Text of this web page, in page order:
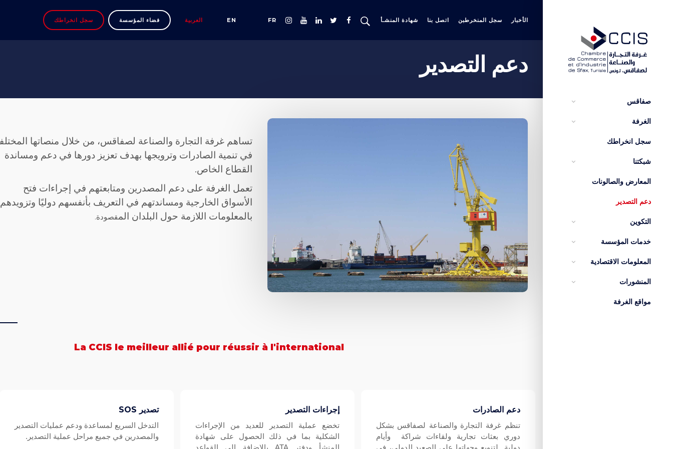
صفاقس
الغرفة
سجل انخراطك
شبكتنا
المعارض والصالونات
دعم التصدير
التكوين
خدمات المؤسسة
المعلومات الاقتصادية
المنشورات
مواقع الغرفة
الأخبار سجل المنخرطبن اتصل بنا شهادة المنشـأ FR
EN العربية فضاء المؤسسة سجل انخراطك
دعم التصدير
تساهم غرفة التجارة والصناعة لصفاقس، من خلال منصاتها
في تنمية الصادرات وترويجها بهدف تعزيز دورها في دعم ومساندة
القطاع الخاص.
تعمل الغرفة على دعم المصدرين ومتابعتهم في إجراءات فتح
الأسواق الخارجية ومساندتهم في التعريف بأنفسهم دوليًا وتزويدهم
بالمعلومات اللازمة حول البلدان المقصودة.
La CCIS le meilleur allié pour réussir à l'international
دعم الصادرات
تنظم غرفة التجارة والصناعة لصفاقس بشكل
دوري بعثات تجارية ولقاءات شراكة وأيام
دولية لتنويع وجهاتها على الصعيد الدولي، في
إجراءات التصدير
تخضع عملية التصدير للعديد من الإجراءات
الشكلية بما في ذلك الحصول على شهادة
المنشأ ودفتر ATA بالإضافة إلى القواعد
تصدير SOS
التدخل السريع لمساعدة ودعم عمليات التصدير
والمصدرين في جميع مراحل عملية التصدير.